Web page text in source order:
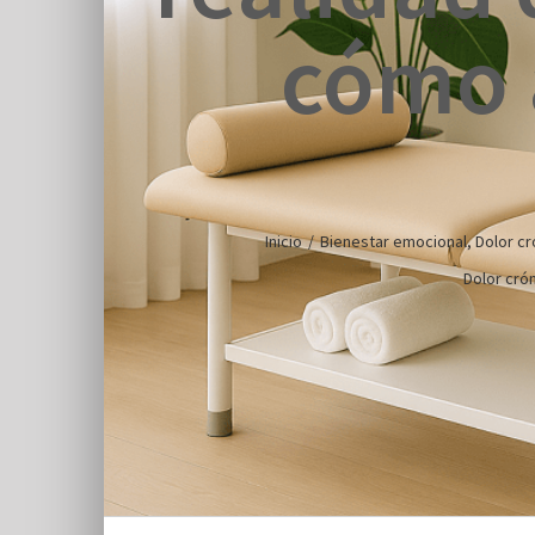
Inicio / Bienestar emocional,Dolor
Dolor